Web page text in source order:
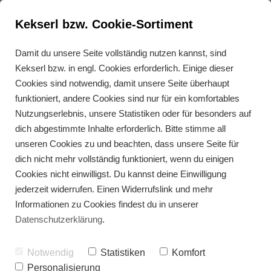
Darm & Haut beruhigen –
deine ganzheitliche und
individuelle Unterstützung
Erhalte Unterstützung, die zu 100% auf deine
spezifischen Ernährungsbedürfnisse und
Gesundheitsziele abgestimmt ist.
Zu den Angeboten
Kekserl bzw. Cookie-Sortiment
Damit du unsere Seite vollständig nutzen kannst, sind
Kekserl bzw. in engl. Cookies erforderlich. Einige dieser
Cookies sind notwendig, damit unsere Seite überhaupt
funktioniert, andere Cookies sind nur für ein komfortables
Nutzungserlebnis, unsere Statistiken oder für besonders auf
dich abgestimmte Inhalte erforderlich. Bitte stimme all
unseren Cookies zu und beachten, dass unsere Seite für
dich nicht mehr vollständig funktioniert, wenn du einigen
Cookies nicht einwilligst. Du kannst deine Einwilligung
jederzeit widerrufen. Einen Widerrufslink und mehr
Informationen zu Cookies findest du in unserer
Datenschutzerklärung.
Notwendig Statistiken
Komfort
Personalisierung